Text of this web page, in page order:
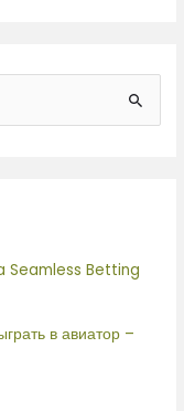
Seamless Betting
в авиатор –